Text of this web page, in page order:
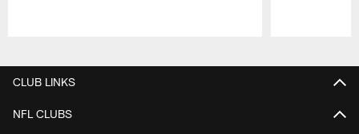
CLUB LINKS
NFL CLUBS